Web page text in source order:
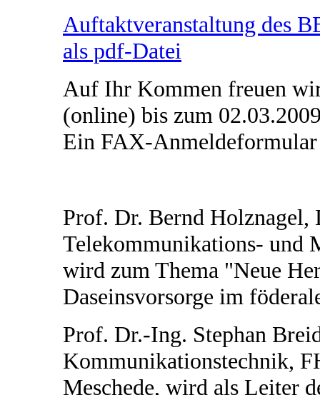
Auftaktveranstaltung des
als pdf-Datei
Auf Ihr Kommen freuen
(online) bis zum
Ein FAX-
Prof. Dr. Bernd
Telekommunikations- und
wird zum Thema "Neue
Daseinsvorsorge im
Prof. Dr.-Ing. Stephan
Kommunikationstechnik,
Meschede, wird als Leiter